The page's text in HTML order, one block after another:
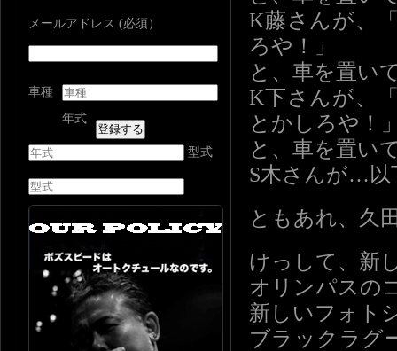
K藤さんが、
ろや！」
と、車を置い
K下さんが、
とかしろや！
と、車を置い
S木さんが…
ともあれ、久
けっして、新
オリンパスの
新しいフォト
ブラックラグ
メールアドレス (必須）
車種
年式
型式